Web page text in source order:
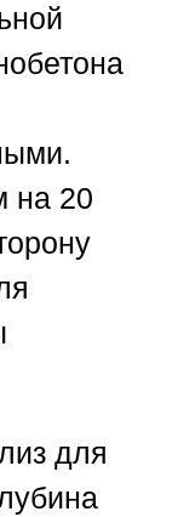
на 20
для